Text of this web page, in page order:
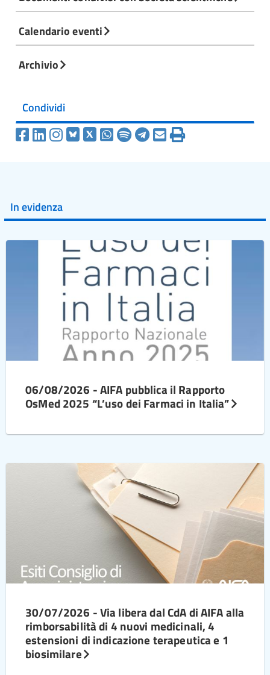
ai regolatori, sebbene gli stessi abbiano sicuramente
In futuro l’innovazione normativa dovrebbe tenere
una migliore gestione delle crisi, una
maggiore efficienza del processo
decisionale, ecc.
il coordinamento a monte apporta
nazionali è da limitare al massimo in
sono necessari maggiori investimenti nelle
scienze regolatorie.
Calendario eventi
Archivio
Condividi
In evidenza
06/08/2026 - AIFA pubblica il Rapporto
OsMed 2025 “L’uso dei Farmaci in Italia”
30/07/2026 - Via libera dal CdA di AIFA alla
rimborsabilità di 4 nuovi medicinali, 4
estensioni di indicazione terapeutica e 1
biosimilare